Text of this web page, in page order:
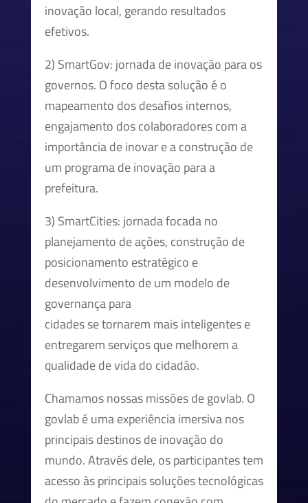
inovação local, gerando resultados
efetivos.
2) SmartGov: jornada de inovação para os
governos. O foco desta solução é o
mapeamento dos desafios internos,
engajamento dos colaboradores com a
importância de inovar e a construção de
um programa de inovação para a
prefeitura.
3) SmartCities: jornada focada no
planejamento de ações, construção de
posicionamento estratégico e
desenvolvimento de um modelo de
governança para
cidades se tornarem mais inteligentes e
entregarem serviços que melhorem a
qualidade de vida do cidadão.
Chamamos nossas missões de govlab. O
govlab é uma experiência imersiva nos
principais destinos de inovação do
mundo. Através dele, os participantes tem
acesso às principais soluções tecnológicas